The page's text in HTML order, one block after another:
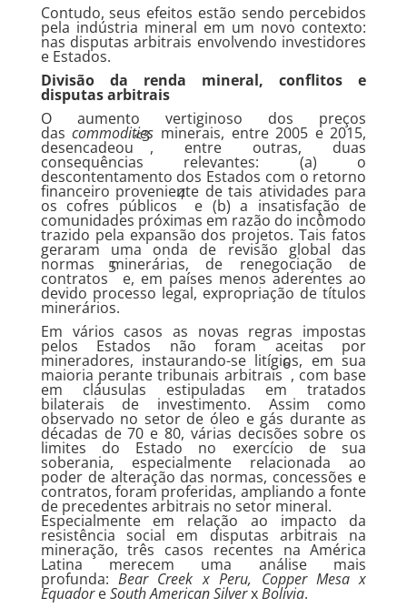
Contudo, seus efeitos estão sendo percebidos
pela indústria mineral em um novo contexto:
nas disputas arbitrais envolvendo investidores
e Estados.
Divisão da renda mineral, conflitos e
disputas arbitrais
O aumento vertiginoso dos preços
dascommodities minerais, entre 2005 e 2015,
desencadeou
<3
, entre outras, duas
consequências relevantes: (a) o
descontentamento dos Estados com o retorno
financeiro proveniente de tais atividades para
os cofres públicos
4
e (b) a insatisfação de
comunidades próximas em razão do incômodo
trazido pela expansão dos projetos. Tais fatos
geraram uma onda de revisão global das
normas minerárias, de renegociação de
contratos
5
e, em países menos aderentes ao
devido processo legal, expropriação de títulos
minerários.
Em vários casos as novas regras impostas
pelos Estados não foram aceitas por
mineradores, instaurando-se litígios, em sua
maioria perante tribunais arbitrais
6
, com base
em cláusulas estipuladas em tratados
bilaterais de investimento. Assim como
observado no setor de óleo e gás durante as
décadas de 70 e 80, várias decisões sobre os
limites do Estado no exercício de sua
soberania, especialmente relacionada ao
poder de alteração das normas, concessões e
contratos, foram proferidas, ampliando a fonte
de precedentes arbitrais no setor mineral.
Especialmente em relação ao impacto da
resistência social em disputas arbitrais na
mineração, três casos recentes na América
Latina merecem uma análise mais
profunda:Bear Creek x Peru, Copper Mesa x
EquadoreSouth American SilverxBolivia.